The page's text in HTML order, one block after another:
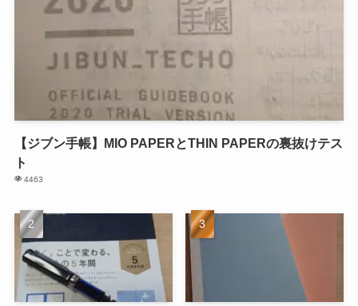
【ジブン手帳】MIO PAPERとTHIN PAPERの裏抜けテス
ト
4463